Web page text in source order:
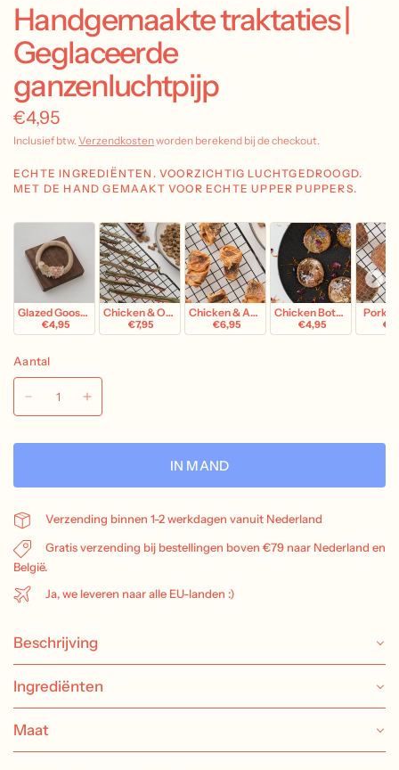
Handgemaakte traktaties |
Geglaceerde
ganzenluchtpijp
€4,95
Inclusief btw. Verzendkostenworden berekend bij de checkout.
ECHTE INGREDIËNTEN. VOORZICHTIG LUCHTGEDROOGD.
MET DE HAND GEMAAKT VOOR ECHTE UPPER PUPPERS.
Glazed Goose Trachea
€4,95
Chicken & Okra
€7,95
Chicken & Apple
€6,95
Chicken Botanical Tart
€4,95
Pork
Aantal
IN MAND
Verzending binnen 1-2 werkdagen vanuit Nederland
Gratis verzending bij bestellingen boven €79 naar Nederland en
België.
Ja, we leveren naar alle EU-landen :)
Beschrijving
Ingrediënten
Maat